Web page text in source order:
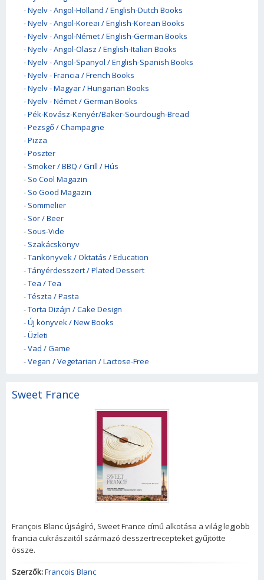
-Nyelv - Angol-Holland / English-Dutch Books
-Nyelv - Angol-Koreai / English-Korean Books
-Nyelv - Angol-Német / English-German Books
-Nyelv - Angol-Olasz / English-Italian Books
-Nyelv - Angol-Spanyol / English-Spanish Books
-Nyelv - Francia / French Books
-Nyelv - Magyar / Hungarian Books
-Nyelv - Német / German Books
-Pék-Kovász-Kenyér/Baker-Sourdough-Bread
-Pezsgő / Champagne
-Pizza
-Poszter
- Smoker / BBQ / Grill / Hús
- So Cool Magazin
- So Good Magazin
- Sommelier
- Sör / Beer
- Sous-Vide
- Szakácskönyv
-Tankönyvek / Oktatás / Education
-Tányérdesszert / Plated Dessert
-Tea / Tea
-Tészta / Pasta
-Torta Dizájn / Cake Design
-Új könyvek / New Books
-Üzleti
-Vad / Game
-Vegan / Vegetarian / Lactose-Free
Sweet France
François Blanc újságíró, Sweet France című alkotása a világ legjobb
francia cukrászaitól származó desszertrecepteket gyűjtötte
össze.
Szerzők:Francois Blanc